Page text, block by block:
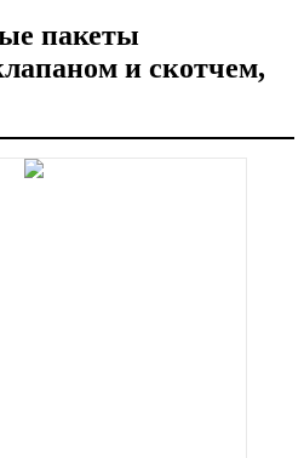
пакеты
и скотчем,